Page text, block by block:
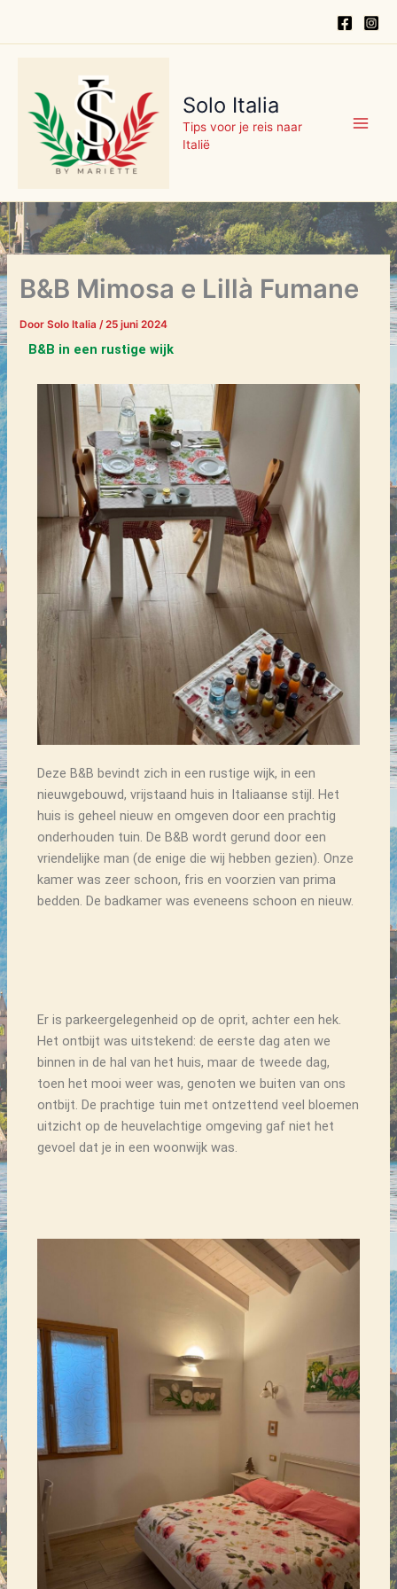
Solo Italia
Tips voor je reis naar
Italië
B&B Mimosa e Lillà Fumane
DoorSolo Italia/25 juni 2024
B&B in een rustige wijk
Deze B&B bevindt zich in een rustige wijk, in een
nieuwgebouwd, vrijstaand huis in Italiaanse stijl. Het
huis is geheel nieuw en omgeven door een prachtig
onderhouden tuin. De B&B wordt gerund door een
vriendelijke man (de enige die wij hebben gezien). Onze
kamer was zeer schoon, fris en voorzien van prima
bedden. De badkamer was eveneens schoon en nieuw.
Er is parkeergelegenheid op de oprit, achter een hek.
Het ontbijt was uitstekend: de eerste dag aten we
binnen in de hal van het huis, maar de tweede dag,
toen het mooi weer was, genoten we buiten van ons
ontbijt. De prachtige tuin met ontzettend veel bloemen
uitzicht op de heuvelachtige omgeving gaf niet het
gevoel dat je in een woonwijk was.